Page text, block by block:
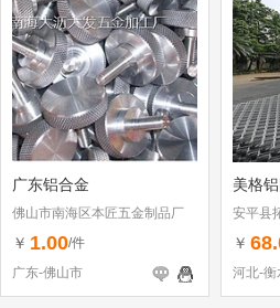
广东铝合金
佛山市南海区本匠五金制品厂
￥ 1.00/件
广东-佛山市
美格
安平县
￥
河北-衡